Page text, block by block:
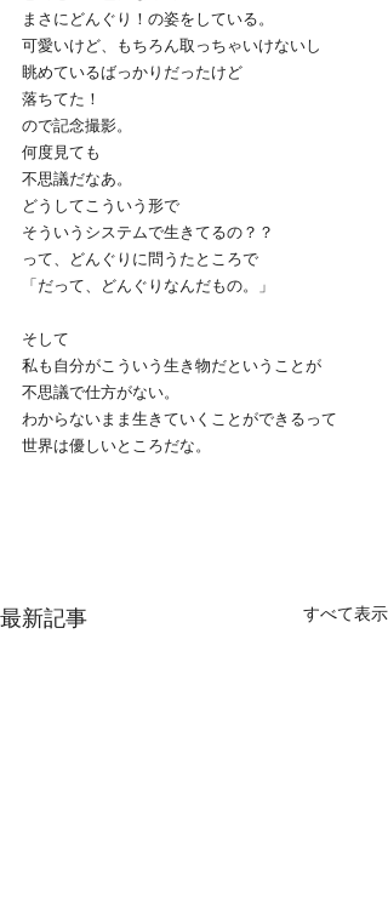
まさにどんぐり！の姿をしている。
可愛いけど、もちろん取っちゃいけないし
眺めているばっかりだったけど
落ちてた！
ので記念撮影。
何度見ても
不思議だなあ。
どうしてこういう形で
そういうシステムで生きてるの？？
って、どんぐりに問うたところで
「だって、どんぐりなんだもの。」
そして
私も自分がこういう生き物だということが
不思議で仕方がない。
わからないまま生きていくことができるって
世界は優しいところだな。
最新記事 すべて表示